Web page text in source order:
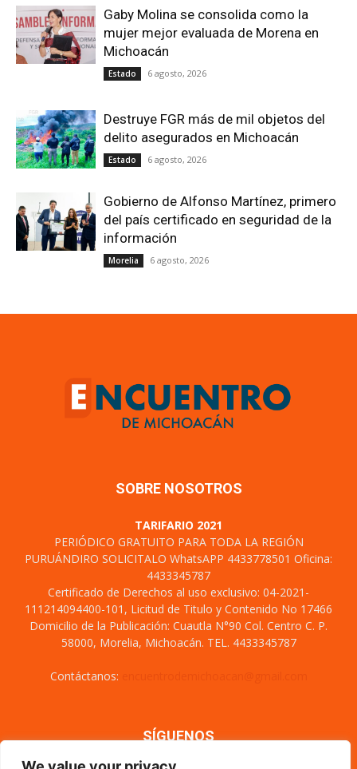
Gaby Molina se consolida como la
mujer mejor evaluada de Morena en
Michoacán
Estado 6 agosto, 2026
Destruye FGR más de mil objetos del
delito asegurados en Michoacán
Estado 6 agosto, 2026
Gobierno de Alfonso Martínez, primero
del país certificado en seguridad de la
información
Morelia 6 agosto, 2026
SOBRE NOSOTROS
TARIFARIO 2021
PERIÓDICO GRATUITO PARA TODA LA REGIÓN
PURUÁNDIRO SOLICITALO WhatsAPP 4433778501 Oficina:
4433345787
Certificado de Derechos al uso exclusivo: 04-2021-
111214094400-101, Licitud de Titulo y Contenido No 17466
Domicilio de la Publicación: Cuautla N°90 Col. Centro C. P.
58000, Morelia, Michoacán. TEL. 4433345787
Contáctanos:
SÍGUENOS